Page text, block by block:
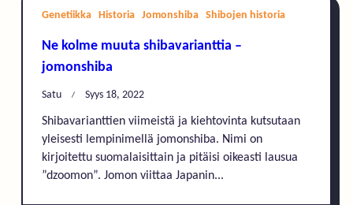
Genetiikka Historia Jomonshiba Shibojen historia
Ne kolme muuta shibavarianttia –
jomonshiba
Satu Syys 18, 2022
Shibavarianttien viimeistä ja kiehtovinta kutsutaan
yleisesti lempinimellä jomonshiba. Nimi on
kirjoitettu suomalaisittain ja pitäisi oikeasti lausua
”dzoomon”. Jomon viittaa Japanin...